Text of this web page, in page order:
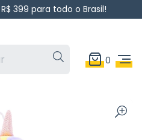
399 para todo o Brasil!
0